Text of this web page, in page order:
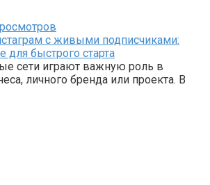
с живыми подписчиками:
быстрого старта
сети играют важную роль в
личного бренда или проекта. В